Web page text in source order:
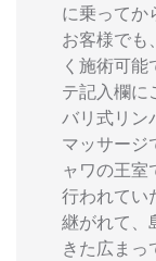
に乗ってか
お客様でも
く施術可
テ記入欄に
バリ式リン
マッサージ
ャワの王室
行われてい
継がれて、
きた広まっ